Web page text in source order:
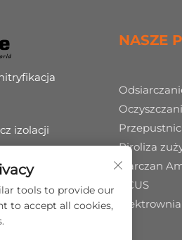
izolacji
huminowego
NASZE
Piroliza
Siarczan
CCUS
tools to provide our
to accept all cookies,